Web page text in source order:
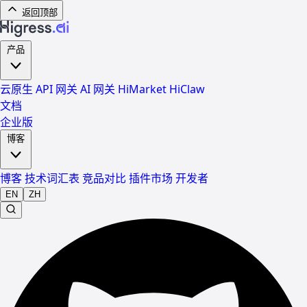
返回顶部
云原生 API 网关 AI 网关 HiMarket HiClaw
文档
企业版
博客技术词汇表 竞品对比 插件市场 开发者
EN ZH